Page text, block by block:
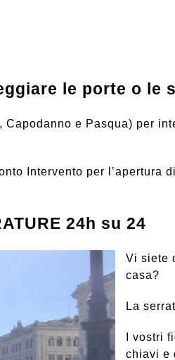
le porte o le
e Pasqua) per
Intervento per l’apertura
24h su 24
Vi siete
casa?
La
I vostri
chiavi e